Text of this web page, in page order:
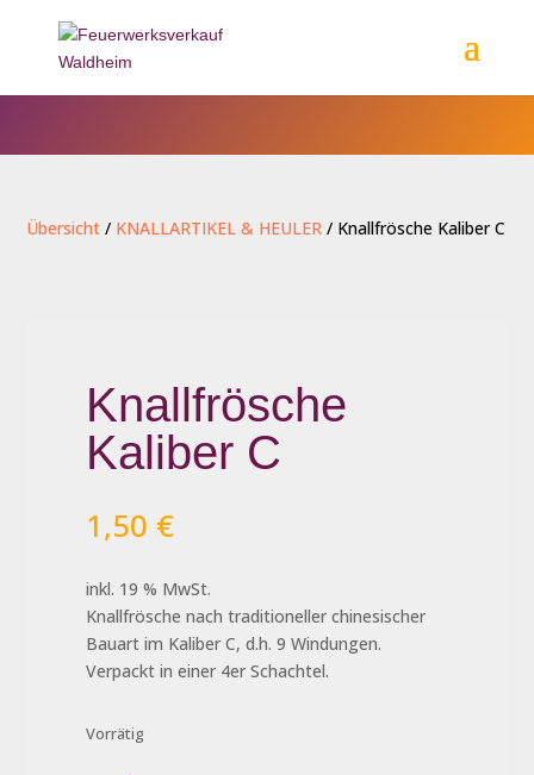
Übersicht / KNALLARTIKEL & HEULER / Knallfrösche Kaliber C
Knallfrösche
Kaliber C
1,50 €
inkl. 19 % MwSt.
Knallfrösche nach traditioneller chinesischer
Bauart im Kaliber C, d.h. 9 Windungen.
Verpackt in einer 4er Schachtel.
Vorrätig